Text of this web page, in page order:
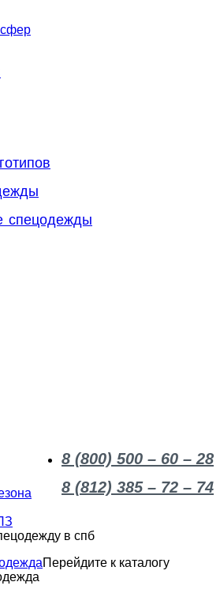
спецодежды
8 (800) 500 – 60 – 28
8 (812) 385 – 72 – 74
Перейдите к каталогу